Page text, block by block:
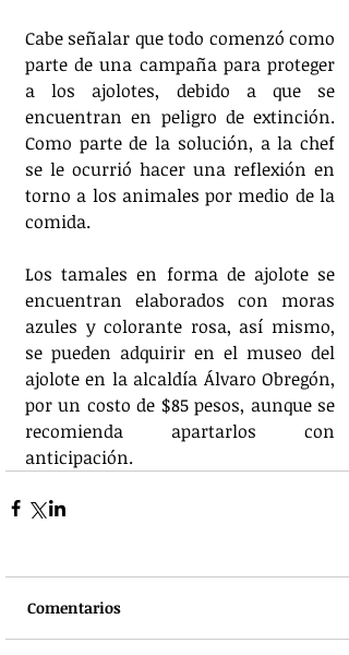
Cabe señalar que todo comenzó como
parte de una campaña para proteger
a los ajolotes, debido a que se
encuentran en peligro de extinción.
Como parte de la solución, a la chef
se le ocurrió hacer una reflexión en
torno a los animales por medio de la
comida.
Los tamales en forma de ajolote se
encuentran elaborados con moras
azules y colorante rosa, así mismo,
se pueden adquirir en el museo del
ajolote en la alcaldía Álvaro Obregón,
por un costo de $85 pesos, aunque se
recomienda apartarlos con
anticipación.
Comentarios